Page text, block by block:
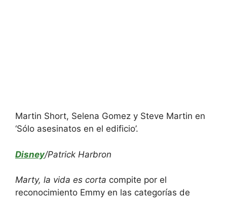
Martin Short, Selena Gomez y Steve Martin en
‘Sólo asesinatos en el edificio’.
Disney/Patrick Harbron
Marty, la vida es corta compite por el
reconocimiento Emmy en las categorías de